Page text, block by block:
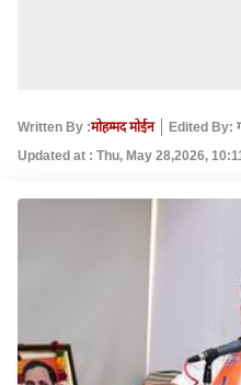
Written By :मोहम्मद मोईन
Edited By:
Updated at : Thu, May 28,2026,